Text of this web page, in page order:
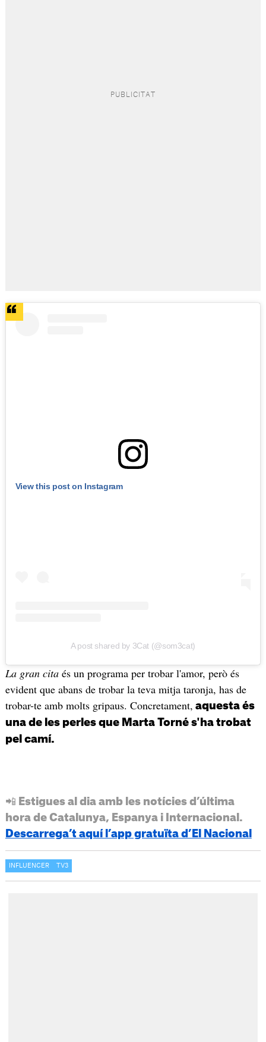
View this post on Instagram
A post shared by 3Cat (@som3cat)
La gran citaés un programa per trobar l'amor, però és
evident que abans de trobar la teva mitja taronja, has de
trobar-te amb molts gripaus. Concretament, aquesta és
una de les perles que Marta Torné s'ha trobat
pel camí.
📲 Estigues al dia amb les notícies d’última
hora de Catalunya, Espanya i Internacional.
Descarrega’t aquí l’app gratuïta d’El Nacional
INFLUENCER TV3